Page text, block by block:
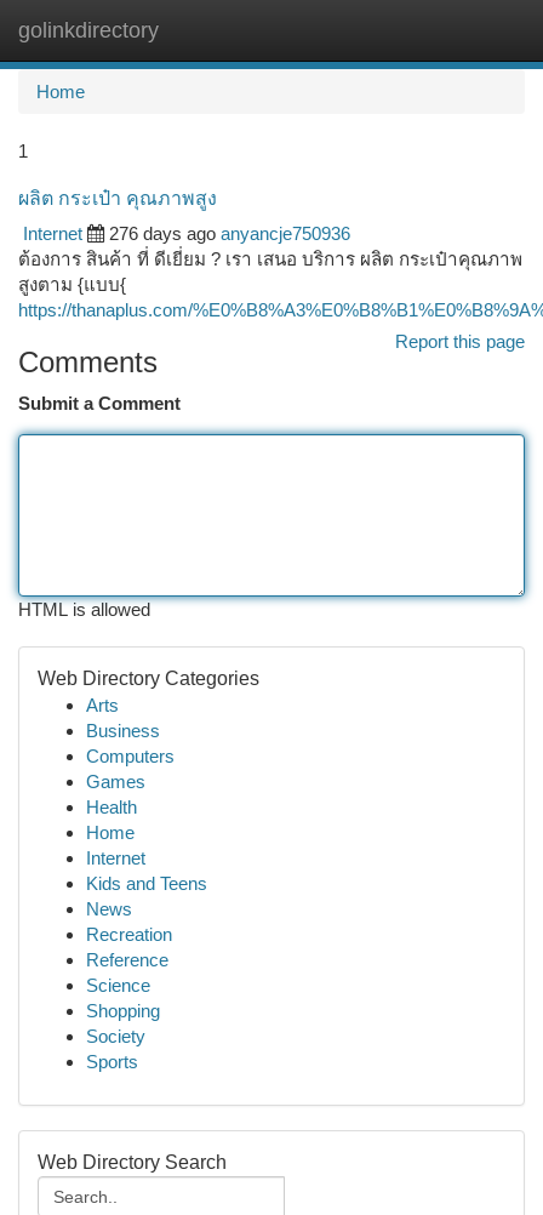
golinkdirectory
Home
1
ผลิต กระเป๋า คุณภาพสูง
Internet
276 days ago anyancje750936
ต้องการ สินค้า ที่ ดีเยี่ยม ? เรา เสนอ บริการ ผลิต กระเป๋าคุณภาพ
สูงตาม {แบบ{
https://thanaplus.com/
Report this page
Comments
Submit a Comment
HTML is allowed
Web Directory Categories
Arts
Business
Computers
Games
Health
Home
Internet
Kids and Teens
News
Recreation
Reference
Science
Shopping
Society
Sports
Web Directory Search